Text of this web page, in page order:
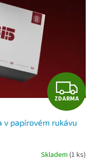
Z
D
R
ZDARMA
v papírovém rukávu
Skladem (1 ks)